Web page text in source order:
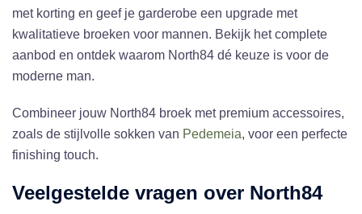
met korting en geef je garderobe een upgrade met
kwalitatieve broeken voor mannen. Bekijk het complete
aanbod en ontdek waarom North84 dé keuze is voor de
moderne man.
Combineer jouw North84 broek met premium accessoires,
zoals de stijlvolle sokken van Pedemeia, voor een perfecte
finishing touch.
Veelgestelde vragen over North84